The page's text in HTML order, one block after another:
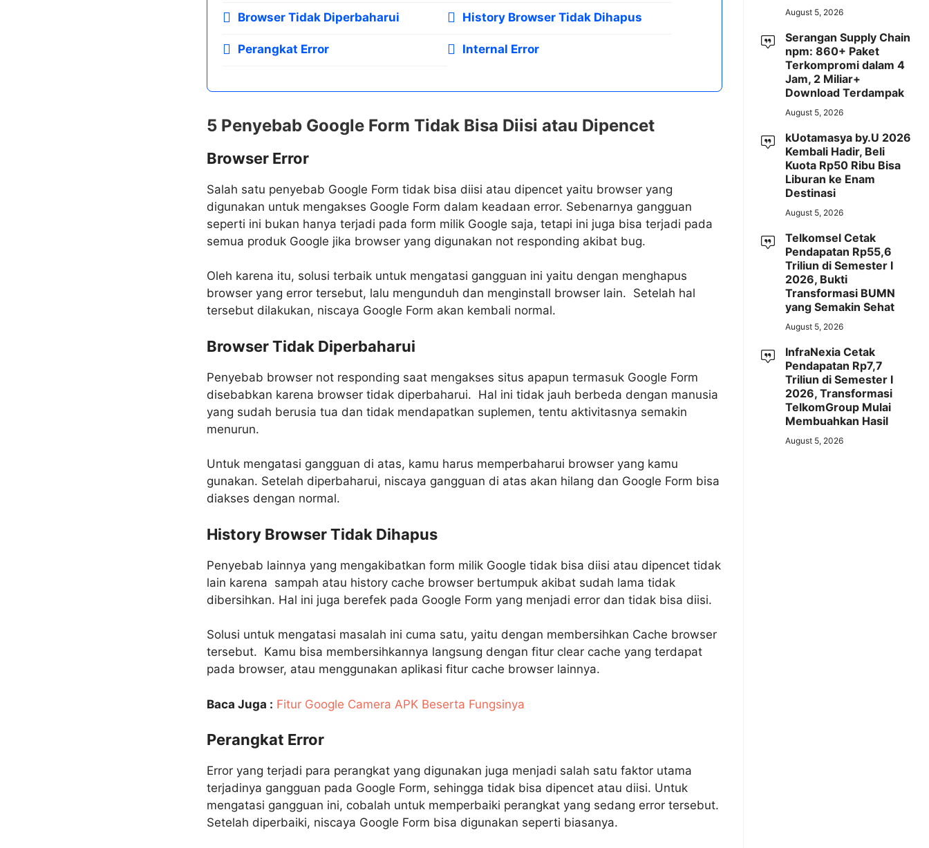
Browser Tidak Diperbaharui History Browser Tidak Dihapus
Perangkat Error Internal Error
5 Penyebab Google Form Tidak Bisa Diisi atau Dipencet
Browser Error
Salah satu penyebab Google Form tidak bisa diisi atau dipencet yaitu browser yang
digunakan untuk mengakses Google Form dalam keadaan error. Sebenarnya gangguan
seperti ini bukan hanya terjadi pada form milik Google saja, tetapi ini juga bisa terjadi pada
semua produk Google jika browser yang digunakan not responding akibat bug.
Oleh karena itu, solusi terbaik untuk mengatasi gangguan ini yaitu dengan menghapus
browser yang error tersebut, lalu mengunduh dan menginstall browser lain. Setelah hal
tersebut dilakukan, niscaya Google Form akan kembali normal.
Browser Tidak Diperbaharui
Penyebab browser not responding saat mengakses situs apapun termasuk Google Form
disebabkan karena browser tidak diperbaharui. Hal ini tidak jauh berbeda dengan manusia
yang sudah berusia tua dan tidak mendapatkan suplemen, tentu aktivitasnya semakin
menurun.
Untuk mengatasi gangguan di atas, kamu harus memperbaharui browser yang kamu
gunakan. Setelah diperbaharui, niscaya gangguan di atas akan hilang dan Google Form bisa
diakses dengan normal.
History Browser Tidak Dihapus
Penyebab lainnya yang mengakibatkan form milik Google tidak bisa diisi atau dipencet tidak
lain karena sampah atau history cache browser bertumpuk akibat sudah lama tidak
dibersihkan. Hal ini juga berefek pada Google Form yang menjadi error dan tidak bisa diisi.
Solusi untuk mengatasi masalah ini cuma satu, yaitu dengan membersihkan Cache browser
tersebut. Kamu bisa membersihkannya langsung dengan fitur clear cache yang terdapat
pada browser, atau menggunakan aplikasi fitur cache browser lainnya.
Baca Juga : Fitur Google Camera APK Beserta Fungsinya
Perangkat Error
Error yang terjadi para perangkat yang digunakan juga menjadi salah satu faktor utama
terjadinya gangguan pada Google Form, sehingga tidak bisa dipencet atau diisi. Untuk
mengatasi gangguan ini, cobalah untuk memperbaiki perangkat yang sedang error tersebut.
Setelah diperbaiki, niscaya Google Form bisa digunakan seperti biasanya.
August 5, 2026
Serangan Supply Chain
npm: 860+ Paket
Terkompromi dalam 4
Jam, 2 Miliar+
Download Terdampak
August 5, 2026
kUotamasya by.U 2026
Kembali Hadir, Beli
Kuota Rp50 Ribu Bisa
Liburan ke Enam
Destinasi
August 5, 2026
Telkomsel Cetak
Pendapatan Rp55,6
Triliun di Semester I
2026, Bukti
Transformasi BUMN
yang Semakin Sehat
August 5, 2026
InfraNexia Cetak
Pendapatan Rp7,7
Triliun di Semester I
2026, Transformasi
TelkomGroup Mulai
Membuahkan Hasil
August 5, 2026